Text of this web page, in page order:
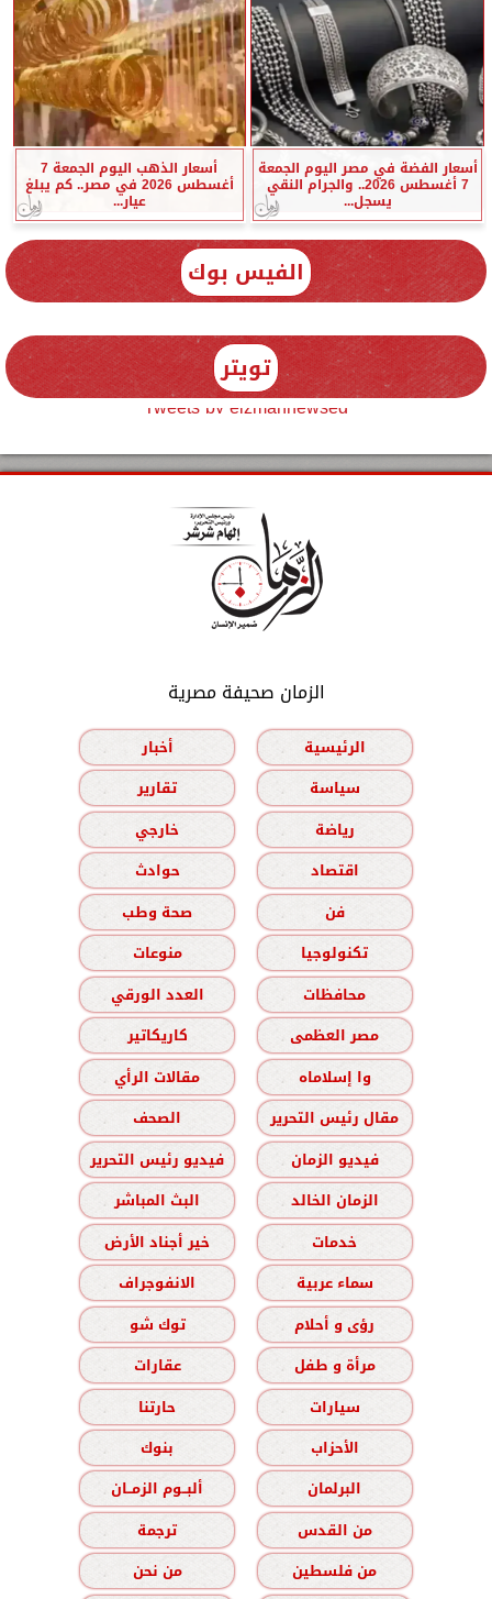
أسعار الفضة في مصر اليوم الجمعة
7 أغسطس 2026.. والجرام النقي
يسجل...
أسعار الذهب اليوم الجمعة 7
أغسطس 2026 في مصر.. كم يبلغ
عيار...
الفيس بوك
تويتر
Tweets by elzmannewseg
الزمان صحيفة مصرية
الرئيسية
أخبار
سياسة
تقارير
رياضة
خارجي
اقتصاد
حوادث
فن
صحة وطب
تكنولوجيا
منوعات
محافظات
العدد الورقي
مصر العظمى
كاريكاتير
وا إسلاماه
مقالات الرأي
مقال رئيس التحرير
الصحف
فيديو الزمان
فيديو رئيس التحرير
الزمان الخالد
البث المباشر
خدمات
خير أجناد الأرض
سماء عربية
الانفوجراف
رؤى و أحلام
توك شو
مرأة و طفل
عقارات
سيارات
حارتنا
الأحزاب
بنوك
البرلمان
ألبــوم الزمــان
من القدس
ترجمة
من فلسطين
من نحن